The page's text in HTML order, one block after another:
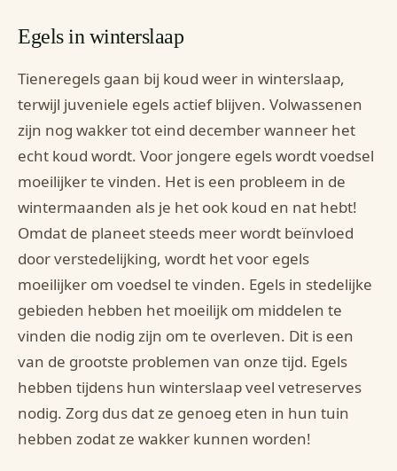
Egels in winterslaap
Tieneregels gaan bij koud weer in winterslaap,
terwijl juveniele egels actief blijven. Volwassenen
zijn nog wakker tot eind december wanneer het
echt koud wordt. Voor jongere egels wordt voedsel
moeilijker te vinden. Het is een probleem in de
wintermaanden als je het ook koud en nat hebt!
Omdat de planeet steeds meer wordt beïnvloed
door verstedelijking, wordt het voor egels
moeilijker om voedsel te vinden. Egels in stedelijke
gebieden hebben het moeilijk om middelen te
vinden die nodig zijn om te overleven. Dit is een
van de grootste problemen van onze tijd. Egels
hebben tijdens hun winterslaap veel vetreserves
nodig. Zorg dus dat ze genoeg eten in hun tuin
hebben zodat ze wakker kunnen worden!